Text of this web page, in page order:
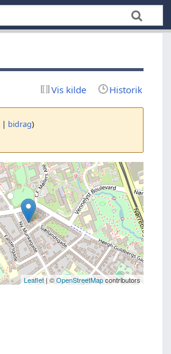
Vis kilde Historik
| bidrag)
Leaflet | ©OpenStreetMapcontributors